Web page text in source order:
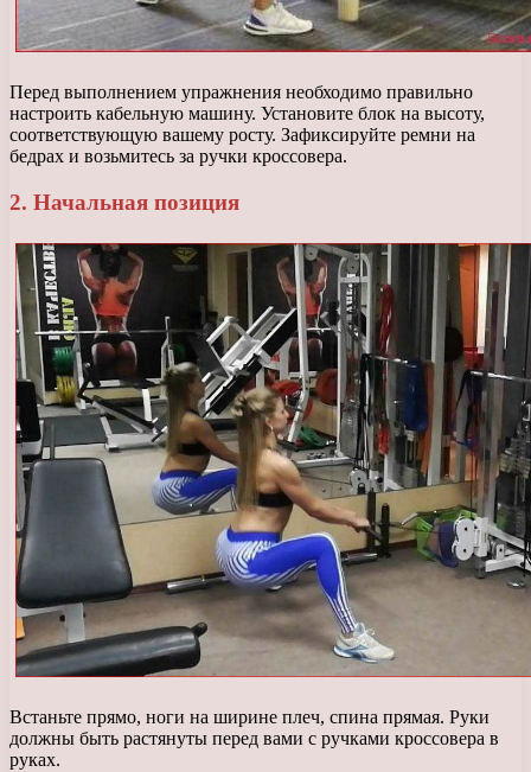
Перед выполнением упражнения необходимо правильно
настроить кабельную машину. Установите блок на высоту,
соответствующую вашему росту. Зафиксируйте ремни на
бедрах и возьмитесь за ручки кроссовера.
2. Начальная позиция
Встаньте прямо, ноги на ширине плеч, спина прямая. Руки
должны быть растянуты перед вами с ручками кроссовера в
руках.